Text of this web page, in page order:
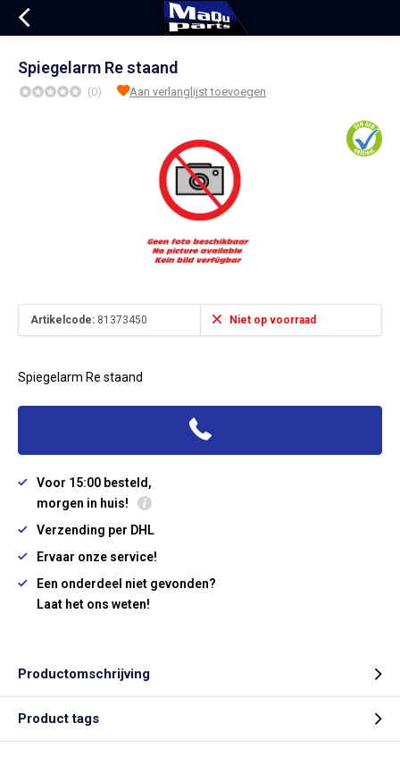
Spiegelarm Re staand
(0) Aan verlanglijst toevoegen
Artikelcode: 81373450 Niet op voorraad
Spiegelarm Re staand
Voor 15:00 besteld,
morgen in huis!
Verzending per DHL
Ervaar onze service!
Een onderdeel niet gevonden?
Laat het ons weten!
Productomschrijving
Product tags